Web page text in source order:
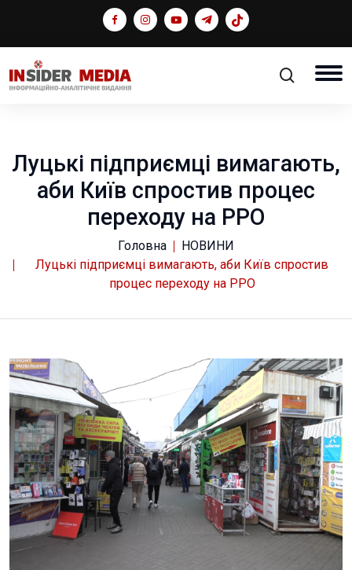
Луцькі підприємці вимагають,
аби Київ спростив процес
переходу на РРО
Головна
НОВИНИ
Луцькі підприємці вимагають, аби Київ спростив
процес переходу на РРО